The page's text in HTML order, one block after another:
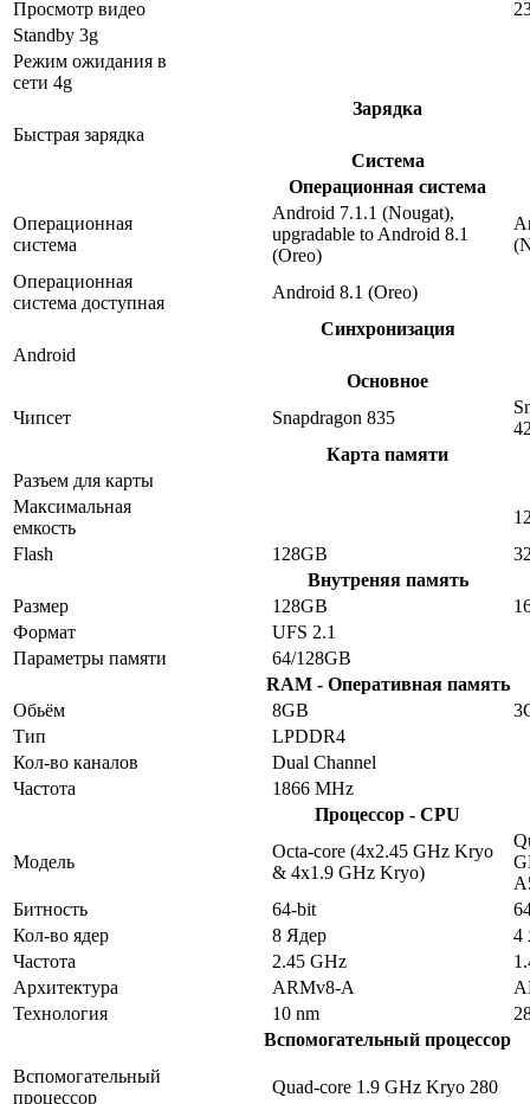
Просмотр видео
Standby 3g
Режим ожидания в
сети 4g
Зарядка
Быстрая зарядка
Система
Операционная система
Операционная
система
Android 7.1.1 (Nougat),
upgradable to Android 8.1
(Oreo)
Операционная
система доступная
Android 8.1 (Oreo)
Синхронизация
Android
Основное
Чипсет
Snapdragon 835
Карта памяти
Разъем для карты
Максимальная
емкость
Flash
128GB
Внутреняя память
Размер
128GB
Формат
UFS 2.1
Параметры памяти
64/128GB
RAM - Оперативная память
Обьём
8GB
Тип
LPDDR4
Кол-во каналов
Dual Channel
Частота
1866 MHz
Процессор - CPU
Модель
Octa-core (4x2.45 GHz Kryo
& 4x1.9 GHz Kryo)
Битность
64-bit
Кол-во ядер
8 Ядер
4
Частота
2.45 GHz
Архитектура
ARMv8-A
Технология
10 nm
Вспомогательный процессор
Вспомогательный
процессор
Quad-core 1.9 GHz Kryo 280